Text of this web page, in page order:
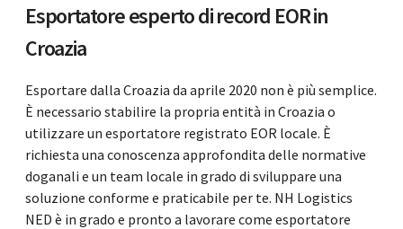
Esportatore esperto di record EOR in
Croazia
Esportare dalla Croazia da aprile 2020 non è più semplice.
È necessario stabilire la propria entità in Croazia o
utilizzare un esportatore registrato EOR locale. È
richiesta una conoscenza approfondita delle normative
doganali e un team locale in grado di sviluppare una
soluzione conforme e praticabile per te. NH Logistics
NED è in grado e pronto a lavorare come esportatore